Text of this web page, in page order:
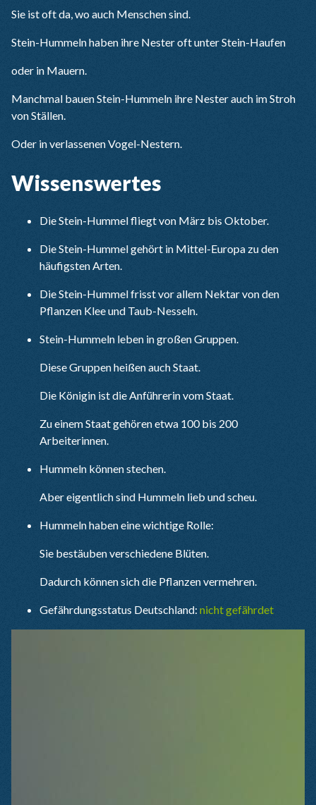
Sie ist oft da, wo auch Menschen sind.
Stein-Hummeln haben ihre Nester oft unter Stein-Haufen
oder in Mauern.
Manchmal bauen Stein-Hummeln ihre Nester auch im Stroh
von Ställen.
Oder in verlassenen Vogel-Nestern.
Wissenswertes
Die Stein-Hummel fliegt von März bis Oktober.
Die Stein-Hummel gehört in Mittel-Europa zu den
häufigsten Arten.
Die Stein-Hummel frisst vor allem Nektar von den
Pflanzen Klee und Taub-Nesseln.
Stein-Hummeln leben in großen Gruppen.
Diese Gruppen heißen auch Staat.
Die Königin ist die Anführerin vom Staat.
Zu einem Staat gehören etwa 100 bis 200
Arbeiterinnen.
Hummeln können stechen.
Aber eigentlich sind Hummeln lieb und scheu.
Hummeln haben eine wichtige Rolle:
Sie bestäuben verschiedene Blüten.
Dadurch können sich die Pflanzen vermehren.
Gefährdungsstatus Deutschland: nicht gefährdet